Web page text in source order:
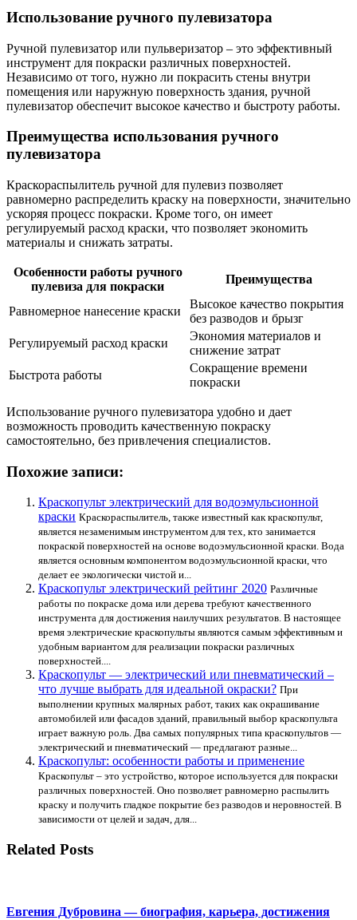
Использование ручного пулевизатора
Ручной пулевизатор или пульверизатор – это эффективный
инструмент для покраски различных поверхностей.
Независимо от того, нужно ли покрасить стены внутри
помещения или наружную поверхность здания, ручной
пулевизатор обеспечит высокое качество и быстроту работы.
Преимущества использования ручного
пулевизатора
Краскораспылитель ручной для пулевиз позволяет
равномерно распределить краску на поверхности, значительно
ускоряя процесс покраски. Кроме того, он имеет
регулируемый расход краски, что позволяет экономить
материалы и снижать затраты.
Особенности работы ручного
пулевиза для покраски
Преимущества
Равномерное нанесение краски
Высокое качество покрытия
без разводов и брызг
Регулируемый расход краски
Экономия материалов и
снижение затрат
Быстрота работы
Сокращение времени
покраски
Использование ручного пулевизатора удобно и дает
возможность проводить качественную покраску
самостоятельно, без привлечения специалистов.
Похожие записи:
Краскопульт электрический для водоэмульсионной
краски Краскораспылитель, также известный как краскопульт,
является незаменимым инструментом для тех, кто занимается
покраской поверхностей на основе водоэмульсионной краски. Вода
является основным компонентом водоэмульсионной краски, что
делает ее экологически чистой и...
Краскопульт электрический рейтинг 2020 Различные
работы по покраске дома или дерева требуют качественного
инструмента для достижения наилучших результатов. В настоящее
время электрические краскопульты являются самым эффективным и
удобным вариантом для реализации покраски различных
поверхностей....
Краскопульт — электрический или пневматический –
что лучше выбрать для идеальной окраски? При
выполнении крупных малярных работ, таких как окрашивание
автомобилей или фасадов зданий, правильный выбор краскопульта
играет важную роль. Два самых популярных типа краскопультов —
электрический и пневматический — предлагают разные...
Краскопульт: особенности работы и применение
Краскопульт – это устройство, которое используется для покраски
различных поверхностей. Оно позволяет равномерно распылить
краску и получить гладкое покрытие без разводов и неровностей. В
зависимости от целей и задач, для...
Related Posts
Евгения Дубровина — биография, карьера, достижения